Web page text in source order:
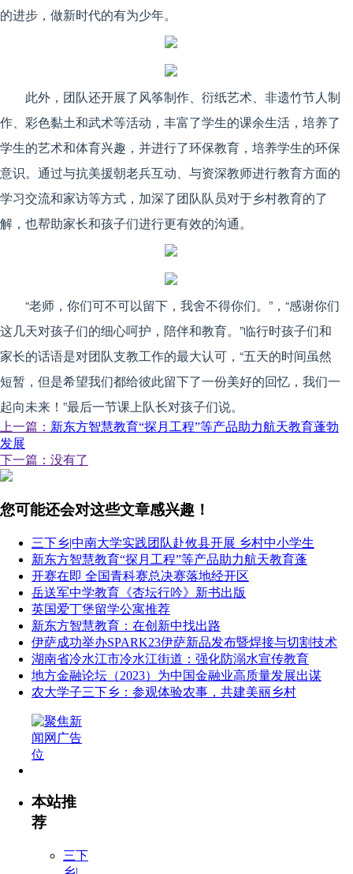
的进步，做新时代的有为少年。
此外，团队还开展了风筝制作、衍纸艺术、非遗竹节人制
作、彩色黏土和武术等活动，丰富了学生的课余生活，培养了
学生的艺术和体育兴趣，并进行了环保教育，培养学生的环保
意识。通过与抗美援朝老兵互动、与资深教师进行教育方面的
学习交流和家访等方式，加深了团队队员对于乡村教育的了
解，也帮助家长和孩子们进行更有效的沟通。
“老师，你们可不可以留下，我舍不得你们。”，“感谢你们
这几天对孩子们的细心呵护，陪伴和教育。”临行时孩子们和
家长的话语是对团队支教工作的最大认可，“五天的时间虽然
短暂，但是希望我们都给彼此留下了一份美好的回忆，我们一
起向未来！”最后一节课上队长对孩子们说。
上一篇： 新东方智慧教育“探月工程”等产品助力航天教育蓬勃
发展
下一篇：没有了
您可能还会对这些文章感兴趣！
三下乡|中南大学实践团队赴攸县开展 乡村中小学生
新东方智慧教育“探月工程”等产品助力航天教育蓬
开赛在即 全国青科赛总决赛落地经开区
岳送军中学教育《杏坛行吟》新书出版
英国爱丁堡留学公寓推荐
新东方智慧教育：在创新中找出路
伊萨成功举办SPARK23伊萨新品发布暨焊接与切割技术
湖南省冷水江市冷水江街道：强化防溺水宣传教育
地方金融论坛（2023）为中国金融业高质量发展出谋
农大学子三下乡：参观体验农事，共建美丽乡村
本站推
荐
三下